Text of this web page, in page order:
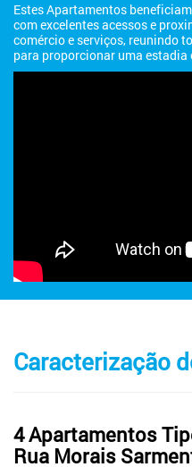
Estes Apartamentos
com excelentes acessos e
comércio e serviços, reunindo
para proporcionar uma
Caracterização
4 Apartamentos
Rua Morais